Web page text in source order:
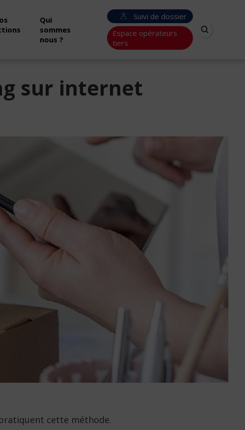
Qui
sommes
nous ?
Suivi de dossier
Espace opérateurs
tiers
sur internet
cette méthode.